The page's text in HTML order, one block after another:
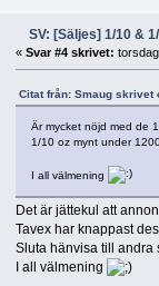
SV: [Säljes] 1/10 &
« Svar #4 skrivet:
Citat från: Smaug skrivet
Är mycket nöjd med de
1/10 oz mynt under
I all välmening
Det är jättekul att
Tavex har knappast
Sluta hänvisa till andra
I all välmening